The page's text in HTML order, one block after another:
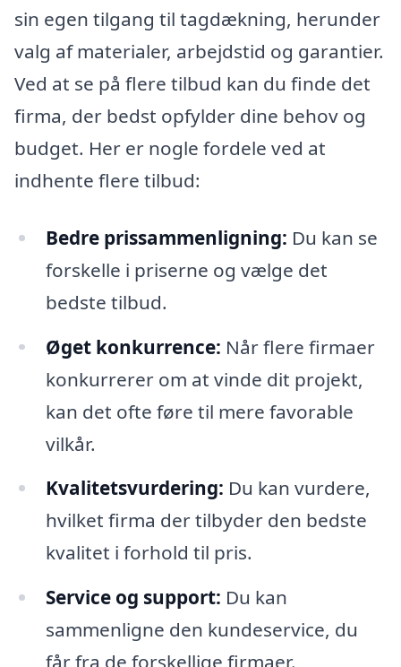
sin egen tilgang til tagdækning, herunder
valg af materialer, arbejdstid og garantier.
Ved at se på flere tilbud kan du finde det
firma, der bedst opfylder dine behov og
budget. Her er nogle fordele ved at
indhente flere tilbud:
Bedre prissammenligning: Du kan se
forskelle i priserne og vælge det
bedste tilbud.
Øget konkurrence: Når flere firmaer
konkurrerer om at vinde dit projekt,
kan det ofte føre til mere favorable
vilkår.
Kvalitetsvurdering: Du kan vurdere,
hvilket firma der tilbyder den bedste
kvalitet i forhold til pris.
Service og support: Du kan
sammenligne den kundeservice, du
får fra de forskellige firmaer.